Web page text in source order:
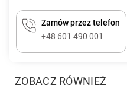
Zamów przez telefon
+48 601 490 001
ZOBACZ RÓWNIEŻ